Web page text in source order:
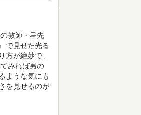
教師・星先
で見せた光る
方が絶妙で、
みれば男の
ような気にも
を見せるのが